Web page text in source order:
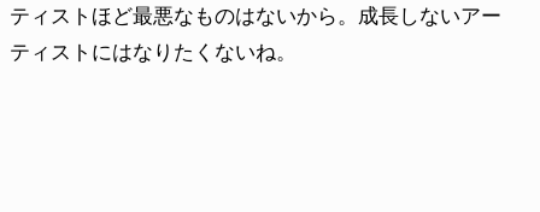
ティストほど最悪なものはないから。成長しないアー
ティストにはなりたくないね。